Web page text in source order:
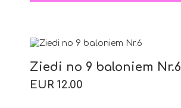
Ziedi no 9 baloniem Nr.6
EUR 12.00